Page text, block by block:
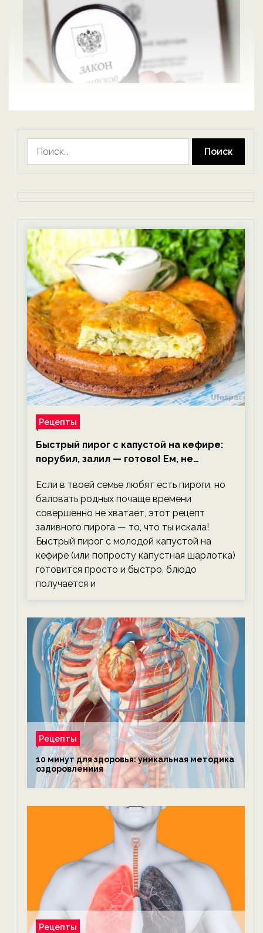
Рецепты
Быстрый пирог с капустой на кефире:
порубил, залил — готово! Ем, не
Если в твоей семье любят есть пироги, но
баловать родных почаще времени
совершенно не хватает, этот рецепт
заливного пирога — то, что ты искала!
Быстрый пирог с молодой капустой на
кефире (или попросту капустная шарлотка)
готовится просто и быстро, блюдо
получается и
Рецепты
10 минут для здоровья: уникальная методика
оздоровлениия
Рецепты